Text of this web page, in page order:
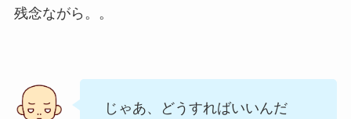
残念ながら。。
じゃあ、どうすればいいんだ